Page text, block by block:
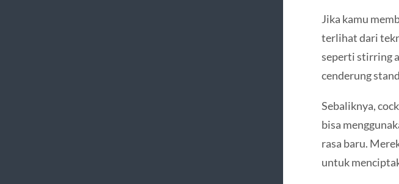
Jika kamu
terlihat dari
seperti stirring
cenderung
Sebaliknya,
bisa
rasa baru.
untuk